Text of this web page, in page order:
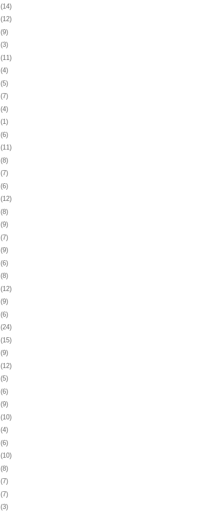
(14)
(12)
(9)
(3)
(11)
(4)
(5)
(7)
(4)
(1)
(6)
(11)
(8)
(7)
(6)
(12)
(8)
(9)
(7)
(9)
(6)
(8)
(12)
(9)
(6)
(24)
(15)
(9)
(12)
(5)
(6)
(9)
(10)
(4)
(6)
(10)
(8)
(7)
(7)
(3)